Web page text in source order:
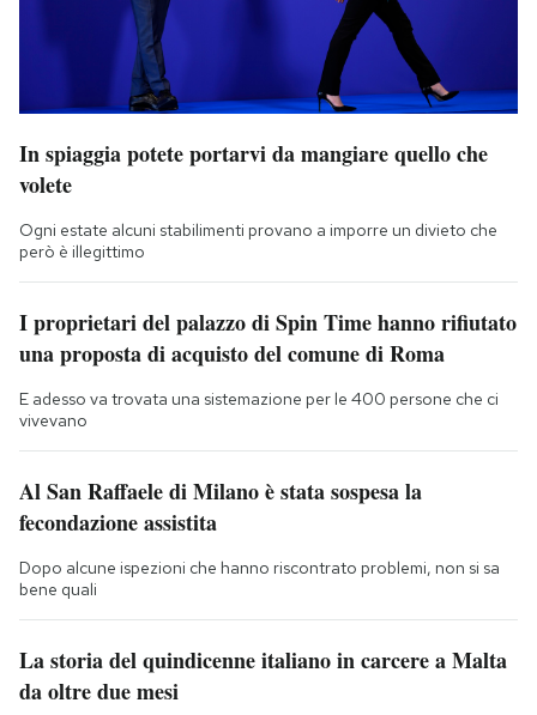
In spiaggia potete portarvi da mangiare quello che
volete
Ogni estate alcuni stabilimenti provano a imporre un divieto che
però è illegittimo
I proprietari del palazzo di Spin Time hanno rifiutato
una proposta di acquisto del comune di Roma
E adesso va trovata una sistemazione per le 400 persone che ci
vivevano
Al San Raffaele di Milano è stata sospesa la
fecondazione assistita
Dopo alcune ispezioni che hanno riscontrato problemi, non si sa
bene quali
La storia del quindicenne italiano in carcere a Malta
da oltre due mesi